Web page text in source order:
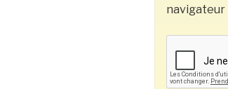
navigateur